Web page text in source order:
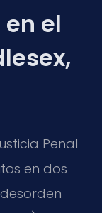
el
Penal
en dos